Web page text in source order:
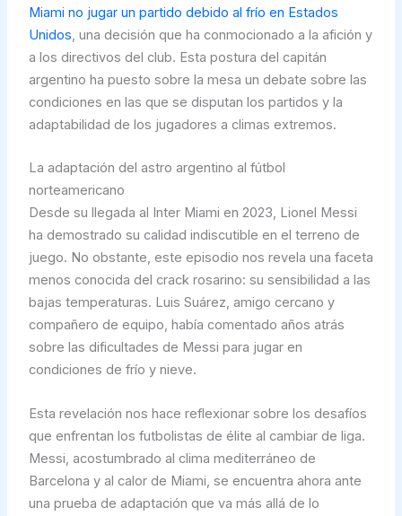
Miami no jugar un partido debido al frío en Estados
Unidos, una decisión que ha conmocionado a la afición y
a los directivos del club. Esta postura del capitán
argentino ha puesto sobre la mesa un debate sobre las
condiciones en las que se disputan los partidos y la
adaptabilidad de los jugadores a climas extremos.
La adaptación del astro argentino al fútbol
norteamericano
Desde su llegada al Inter Miami en 2023, Lionel Messi
ha demostrado su calidad indiscutible en el terreno de
juego. No obstante, este episodio nos revela una faceta
menos conocida del crack rosarino: su sensibilidad a las
bajas temperaturas. Luis Suárez, amigo cercano y
compañero de equipo, había comentado años atrás
sobre las dificultades de Messi para jugar en
condiciones de frío y nieve.
Esta revelación nos hace reflexionar sobre los desafíos
que enfrentan los futbolistas de élite al cambiar de liga.
Messi, acostumbrado al clima mediterráneo de
Barcelona y al calor de Miami, se encuentra ahora ante
una prueba de adaptación que va más allá de lo